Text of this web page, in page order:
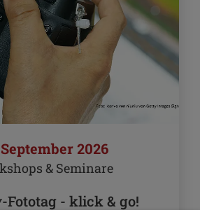
2026
& Seminare
Fototag - klick & go!